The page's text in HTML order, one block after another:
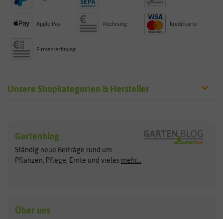
Apple Pay Rechnung Kreditkarte
Firmenrechnung
Unsere Shopkategorien & Hersteller
Exotische Samen
Gemüsesamen
Gründünger
Kräutersamen
Arche Noah
ASB Greenworld
Benary
Clever Pots
COMPO
Gartenblog
Ständig neue Beiträge rund um
Pflanzen, Pflege, Ernte und vieles mehr...
Über uns